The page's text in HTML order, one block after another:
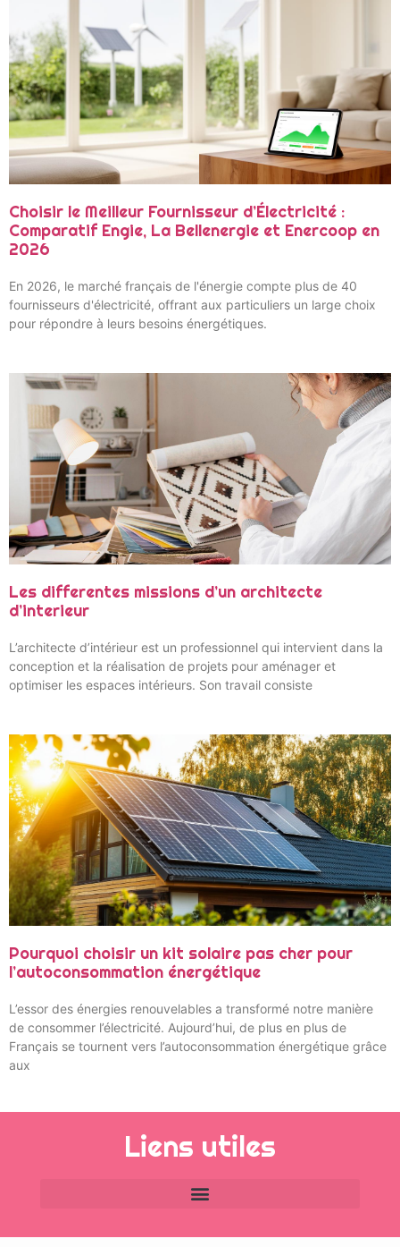
Choisir le Meilleur Fournisseur d’Électricité :
Comparatif Engie, La Bellenergie et Enercoop en
2026
En 2026, le marché français de l'énergie compte plus de 40
fournisseurs d'électricité, offrant aux particuliers un large choix
pour répondre à leurs besoins énergétiques.
Les differentes missions d’un architecte
d’interieur
L’architecte d’intérieur est un professionnel qui intervient dans la
conception et la réalisation de projets pour aménager et
optimiser les espaces intérieurs. Son travail consiste
Pourquoi choisir un kit solaire pas cher pour
l’autoconsommation énergétique
L’essor des énergies renouvelables a transformé notre manière
de consommer l’électricité. Aujourd’hui, de plus en plus de
Français se tournent vers l’autoconsommation énergétique grâce
aux
Liens utiles